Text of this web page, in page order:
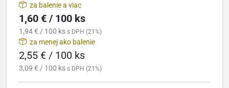
za balenie a viac
1,60 € / 100 ks
1,94 € / 100 ks s DPH (21%)
za menej ako balenie
2,55 € / 100 ks
3,09 € / 100 ks s DPH (21%)